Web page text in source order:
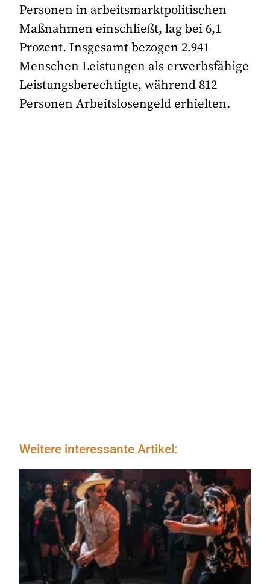
Personen in arbeitsmarktpolitischen
Maßnahmen einschließt, lag bei 6,1
Prozent. Insgesamt bezogen 2.941
Menschen Leistungen als erwerbsfähige
Leistungsberechtigte, während 812
Personen Arbeitslosengeld erhielten.
Weitere interessante Artikel: